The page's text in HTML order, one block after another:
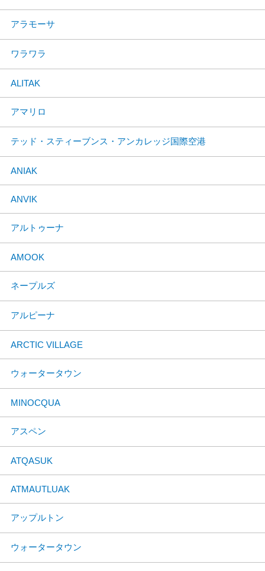
アラモーサ
ワラワラ
ALITAK
アマリロ
テッド・スティーブンス・アンカレッジ国際空港
ANIAK
ANVIK
アルトゥーナ
AMOOK
ネープルズ
アルピーナ
ARCTIC VILLAGE
ウォータータウン
MINOCQUA
アスペン
ATQASUK
ATMAUTLUAK
アップルトン
ウォータータウン